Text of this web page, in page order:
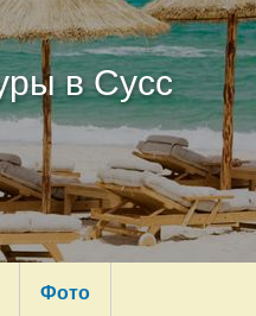
в Сусс
Фото